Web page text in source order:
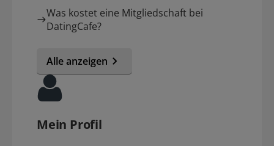
Was kostet eine Mitgliedschaft bei
DatingCafe?
Alle anzeigen
Mein Profil